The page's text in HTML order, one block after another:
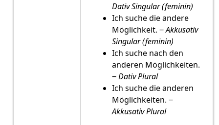
Dativ Singular (feminin)
Ich suche die andere
Möglichkeit. ‒Akkusativ
Singular (feminin)
Ich suche nach den
anderen Möglichkeiten.
‒Dativ Plural
Ich suche die anderen
Möglichkeiten. ‒
Akkusativ Plural